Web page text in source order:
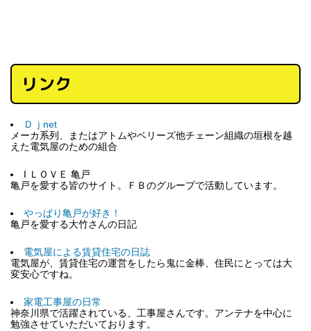
リンク
Ｄｊnet
メーカ系列、またはアトムやベリーズ他チェーン組織の垣根を越
えた電気屋のための組合
I ＬＯＶＥ 亀戸
亀戸を愛する皆のサイト。ＦＢのグループで活動しています。
やっぱり亀戸が好き！
亀戸を愛する大竹さんの日記
電気屋による賃貸住宅の日誌
電気屋が、賃貸住宅の運営をしたら鬼に金棒、住民にとっては大
変安心ですね。
家電工事屋の日常
神奈川県で活躍されている、工事屋さんです。アンテナを中心に
勉強させていただいております。